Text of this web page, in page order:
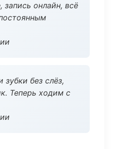
онлайн, всё
зубки без слёз,
Теперь ходим с